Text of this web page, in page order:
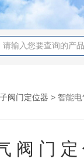
阀门定位器 > 智能电
阀门定